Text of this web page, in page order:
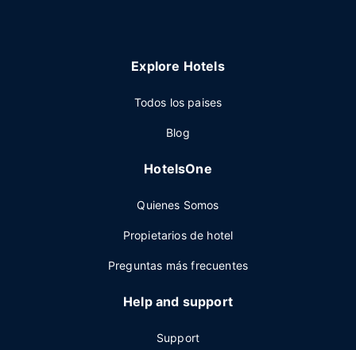
Explore Hotels
Todos los paises
Blog
HotelsOne
Quienes Somos
Propietarios de hotel
Preguntas más frecuentes
Help and support
Support